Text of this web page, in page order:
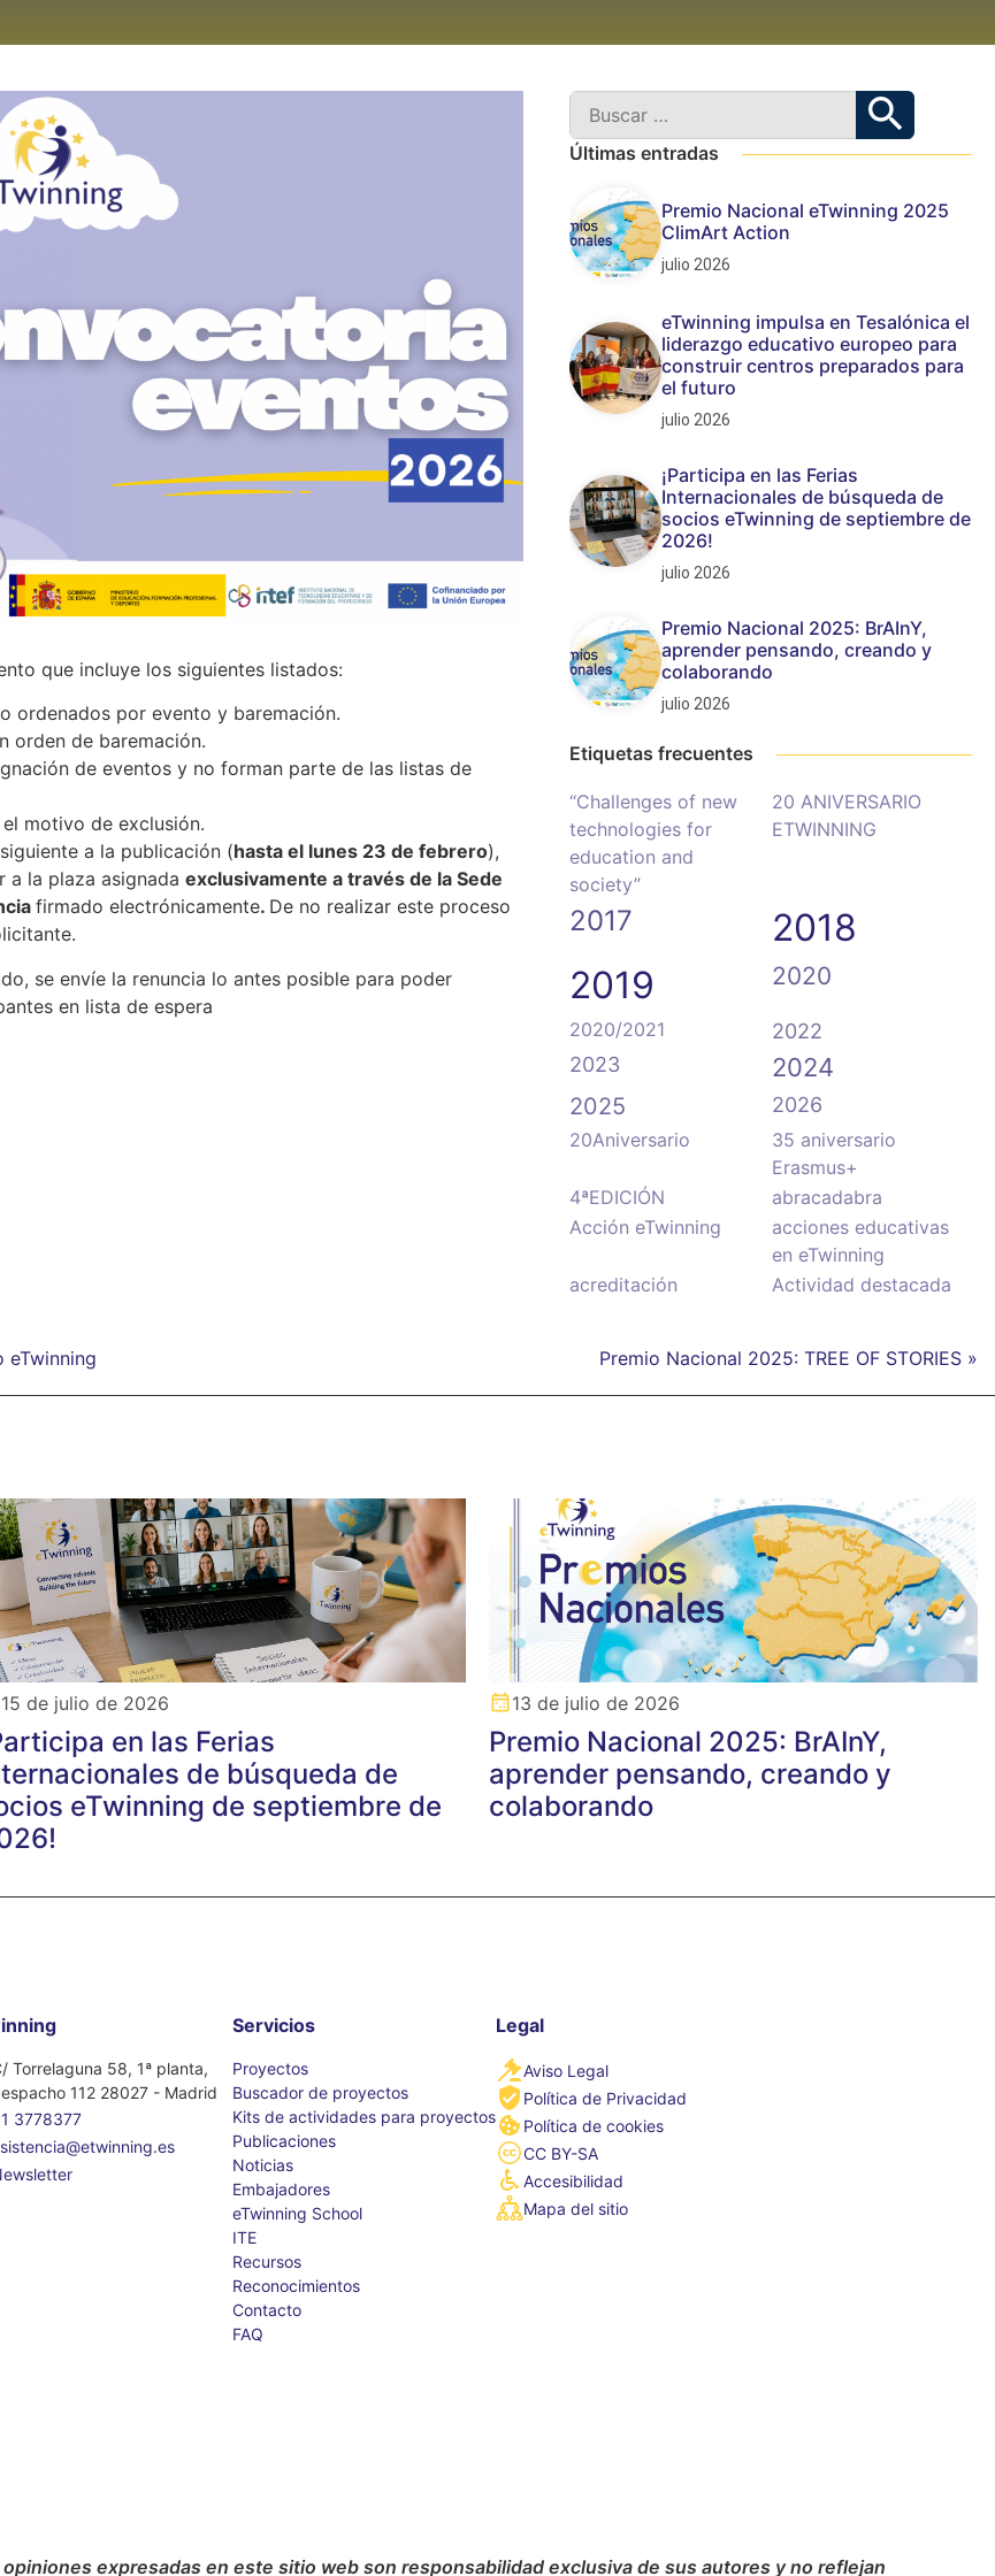
que incluye los siguientes listados:
ordenados por evento y baremación.
orden de baremación.
de eventos y no forman parte de las listas de
motivo de exclusión.
a la publicación (hasta el lunes 23 de febrero),
a la plaza asignada exclusivamente a través de la Sede
firmado electrónicamente. De no realizar este proceso
se envíe la renuncia lo antes posible para poder
en lista de espera
Últimas entradas
Premio Nacional eTwinning 2025
ClimArt Action
julio 2026
eTwinning impulsa en Tesalónica el
liderazgo educativo europeo para
construir centros preparados para
el futuro
julio 2026
¡Participa en las Ferias
Internacionales de búsqueda de
socios eTwinning de septiembre de
2026!
julio 2026
Premio Nacional 2025: BrAInY,
aprender pensando, creando y
colaborando
julio 2026
Etiquetas frecuentes
“Challenges of new
technologies for
education and
society”
20 ANIVERSARIO
ETWINNING
2017
2018
2019
2020
2020/2021
2022
2023
2024
2025 2026
20Aniversario
35 aniversario
Erasmus+
4ªEDICIÓN
abracadabra
Acción eTwinning
acciones educativas
en eTwinning
acreditación
Actividad destacada
Premio Nacional 2025: TREE OF STORIES »
15 de julio de 2026
en las Ferias
de búsqueda de
eTwinning de septiembre de
13 de julio de 2026
Premio Nacional 2025: BrAInY,
aprender pensando, creando y
colaborando
Torrelaguna 58, 1ª planta,
112 28027 - Madrid
3778377
Servicios
Proyectos
Buscador de proyectos
Kits de actividades para proyectos
Publicaciones
Noticias
Embajadores
eTwinning School
ITE
Recursos
Reconocimientos
Contacto
FAQ
Legal
Aviso Legal
Política de Privacidad
Política de cookies
CC BY-SA
Accesibilidad
Mapa del sitio
expresadas en este sitio web son responsabilidad exclusiva de sus autores y no reflejan